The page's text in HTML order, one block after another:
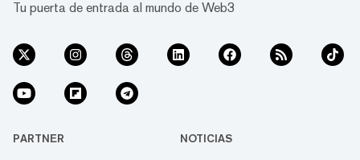
Tu puerta de entrada al mundo de Web3
PARTNER NOTICIAS